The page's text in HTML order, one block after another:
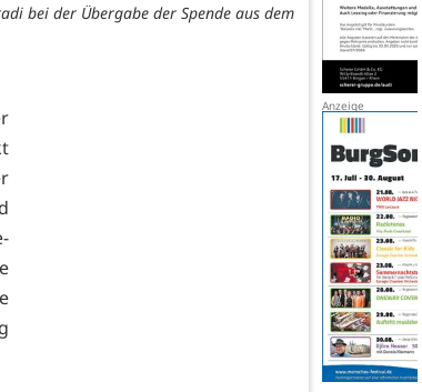
bei der Übergabe der Spende aus dem